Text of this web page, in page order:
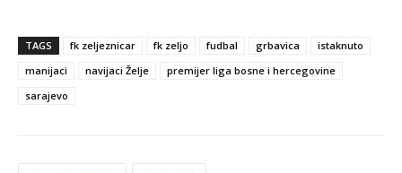
TAGS fk zeljeznicar fk zeljo fudbal grbavica
istaknuto
manijaci
navijaci Želje
premijer liga bosne i hercegovine
sarajevo